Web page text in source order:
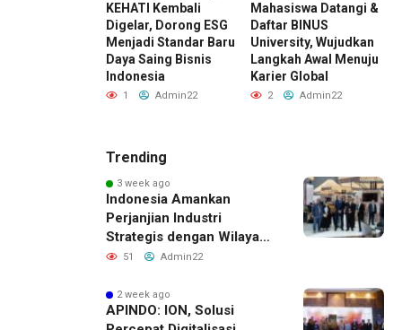
KEHATI Kembali
Digelar, Dorong ESG
Menjadi Standar Baru
Daya Saing Bisnis
Indonesia
1 Admin22
Mahasiswa Datangi &
Daftar BINUS
University, Wujudkan
Langkah Awal Menuju
Karier Global
2 Admin22
Trending
3 week ago
Indonesia Amankan
Perjanjian Industri
Strategis dengan Wilayah
Sverdlovsk, Rusia untuk
51 Admin22
2 week ago
APINDO: ION, Solusi